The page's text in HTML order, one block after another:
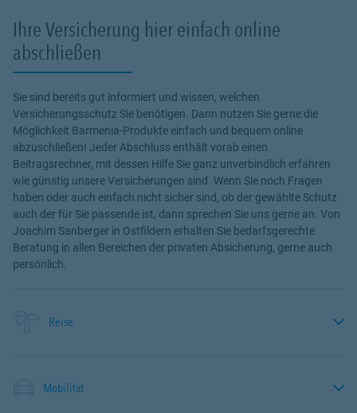
Ihre Versicherung hier einfach online
abschließen
Sie sind bereits gut informiert und wissen, welchen
Versicherungsschutz Sie benötigen. Dann nutzen Sie gerne die
Möglichkeit Barmenia-Produkte einfach und bequem online
abzuschließen! Jeder Abschluss enthält vorab einen
Beitragsrechner, mit dessen Hilfe Sie ganz unverbindlich erfahren
wie günstig unsere Versicherungen sind. Wenn Sie noch Fragen
haben oder auch einfach nicht sicher sind, ob der gewählte Schutz
auch der für Sie passende ist, dann sprechen Sie uns gerne an. Von
Joachim Sanberger in Ostfildern erhalten Sie bedarfsgerechte
Beratung in allen Bereichen der privaten Absicherung, gerne auch
persönlich.
Reise
Mobilität